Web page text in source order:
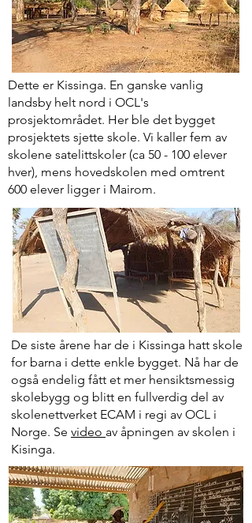
Dette er Kissinga. En ganske vanlig
landsby helt nord i OCL's
prosjektområdet. Her ble det bygget
prosjektets sjette skole. Vi kaller fem av
skolene satelittskoler (ca 50 - 100 elever
hver), mens hovedskolen med omtrent
600 elever ligger i Mairom.
De siste årene har de i Kissinga hatt skole
for barna i dette enkle bygget. Nå har de
også endelig fått et mer hensiktsmessig
skolebygg og blitt en fullverdig del av
skolenettverket ECAM i regi av OCL i
Norge. Se video av åpningen av skolen i
Kisinga.